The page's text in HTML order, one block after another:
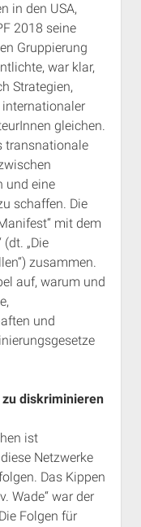
in den USA,
2018 seine
Gruppierung
war klar,
Strategien,
gleichen.
transnationale
und eine
schaffen. Die
mit dem
„Die
zusammen.
auf, warum und
und
diskriminieren
ist
Netzwerke
Das Kippen
Wade“ war der
Folgen für